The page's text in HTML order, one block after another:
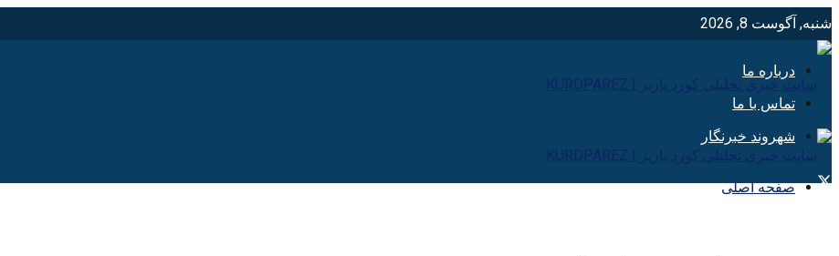
شنبه, آگوست 8, 2026
درباره ما
تماس با ما
شهروند خبرنگار
صفحه اصلی